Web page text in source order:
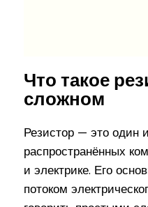
Что такое
сложном
Резистор — это один
распространённых
и электрике. Его
потоком